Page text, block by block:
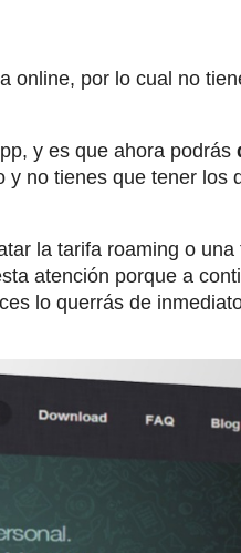
online, por lo cual no
y es que ahora podrás
y no tienes que tener los
la tarifa roaming o una
atención porque a
lo querrás de